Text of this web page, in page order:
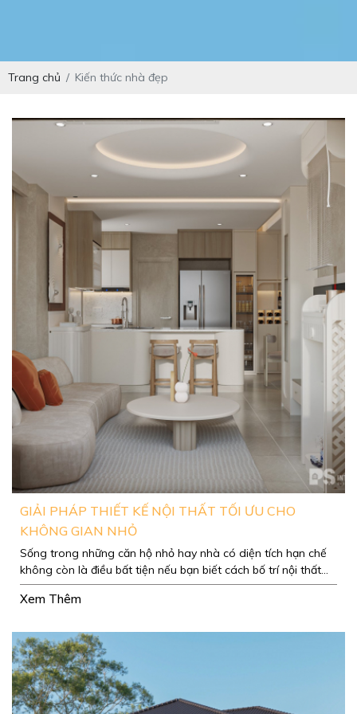
Trang chủ Kiến thức nhà đẹp
GIẢI PHÁP THIẾT KẾ NỘI THẤT TỐI ƯU CHO
KHÔNG GIAN NHỎ
Sống trong những căn hộ nhỏ hay nhà có diện tích hạn chế
không còn là điều bất tiện nếu bạn biết cách bố trí nội thất
hợp lý.
Xem Thêm